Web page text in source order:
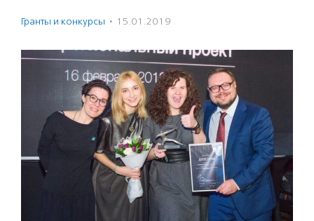
Гранты и конкурсы · 15.01.2019